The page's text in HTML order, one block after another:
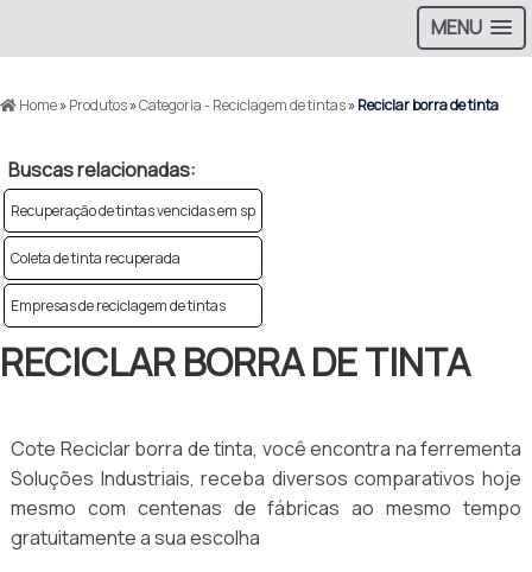
MENU
Home»Produtos»Categoria - Reciclagem de tintas»Reciclar borra de tinta
Buscas relacionadas:
Recuperação de tintas vencidas em sp
Coleta de tinta recuperada
Empresas de reciclagem de tintas
RECICLAR BORRA DE TINTA
Cote Reciclar borra de tinta, você encontra na ferrementa
Soluções Industriais, receba diversos comparativos hoje
mesmo com centenas de fábricas ao mesmo tempo
gratuitamente a sua escolha